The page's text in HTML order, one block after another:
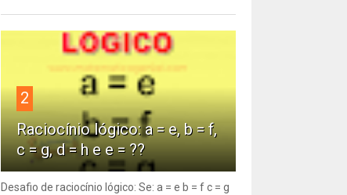
2
Raciocínio lógico: a = e, b = f,
c = g, d = h e e = ??
Desafio de raciocínio lógico: Se: a = e b = f c = g